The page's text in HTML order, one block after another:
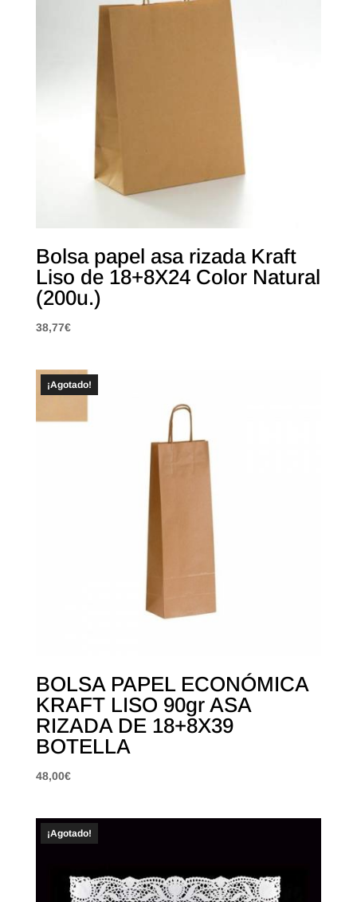
Bolsa papel asa rizada Kraft
Liso de 18+8X24 Color Natural
(200u.)
38,77€
¡Agotado!
BOLSA PAPEL ECONÓMICA
KRAFT LISO 90gr ASA
RIZADA DE 18+8X39
BOTELLA
48,00€
¡Agotado!